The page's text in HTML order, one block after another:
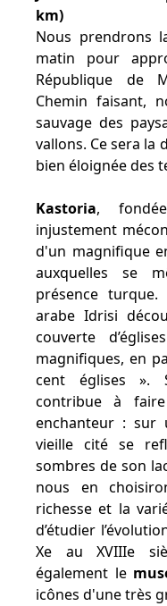
km)
Nous prendrons
matin pour
République de
Chemin faisant,
sauvage des
vallons. Ce sera la
bien éloignée des
Kastoria,
injustement
d'un magnifique
auxquelles se
présence
arabe Idrisi
couverte
magnifiques, en
cent églises ».
contribue à
enchanteur : sur
vieille cité se
sombres de son
nous en
richesse et la
d’étudier
Xe au XVIIIe
également le
icônes d'une très